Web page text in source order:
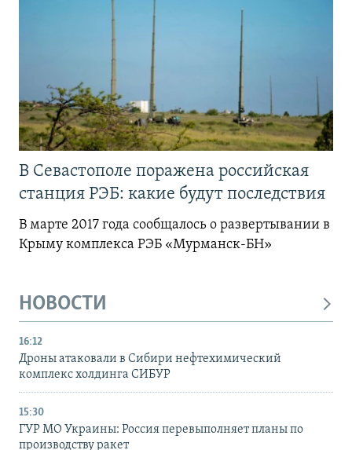
В Севастополе поражена российская
станция РЭБ: какие будут последствия
В марте 2017 года сообщалось о развертывании в
Крыму комплекса РЭБ «Мурманск-БН»
НОВОСТИ
16:12
Дроны атаковали в Сибири нефтехимический
комплекс холдинга СИБУР
15:30
ГУР МО Украины: Россия перевыполняет планы по
производству ракет